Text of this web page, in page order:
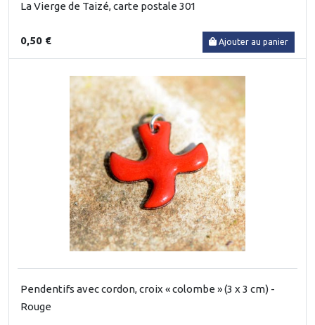
La Vierge de Taizé, carte postale 301
0,50 € Ajouter au panier
Pendentifs avec cordon, croix « colombe » (3 x 3 cm) -
Rouge